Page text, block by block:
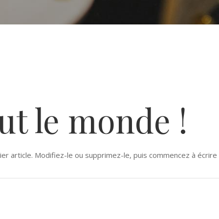
le monde !
article. Modifiez-le ou supprimez-le, puis commencez à écrire